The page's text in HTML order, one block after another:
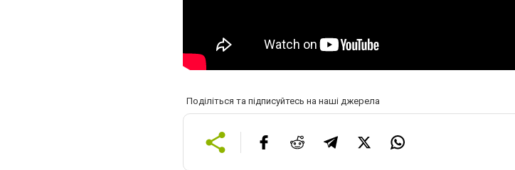
Поділіться та підписуйтесь на наші джерела